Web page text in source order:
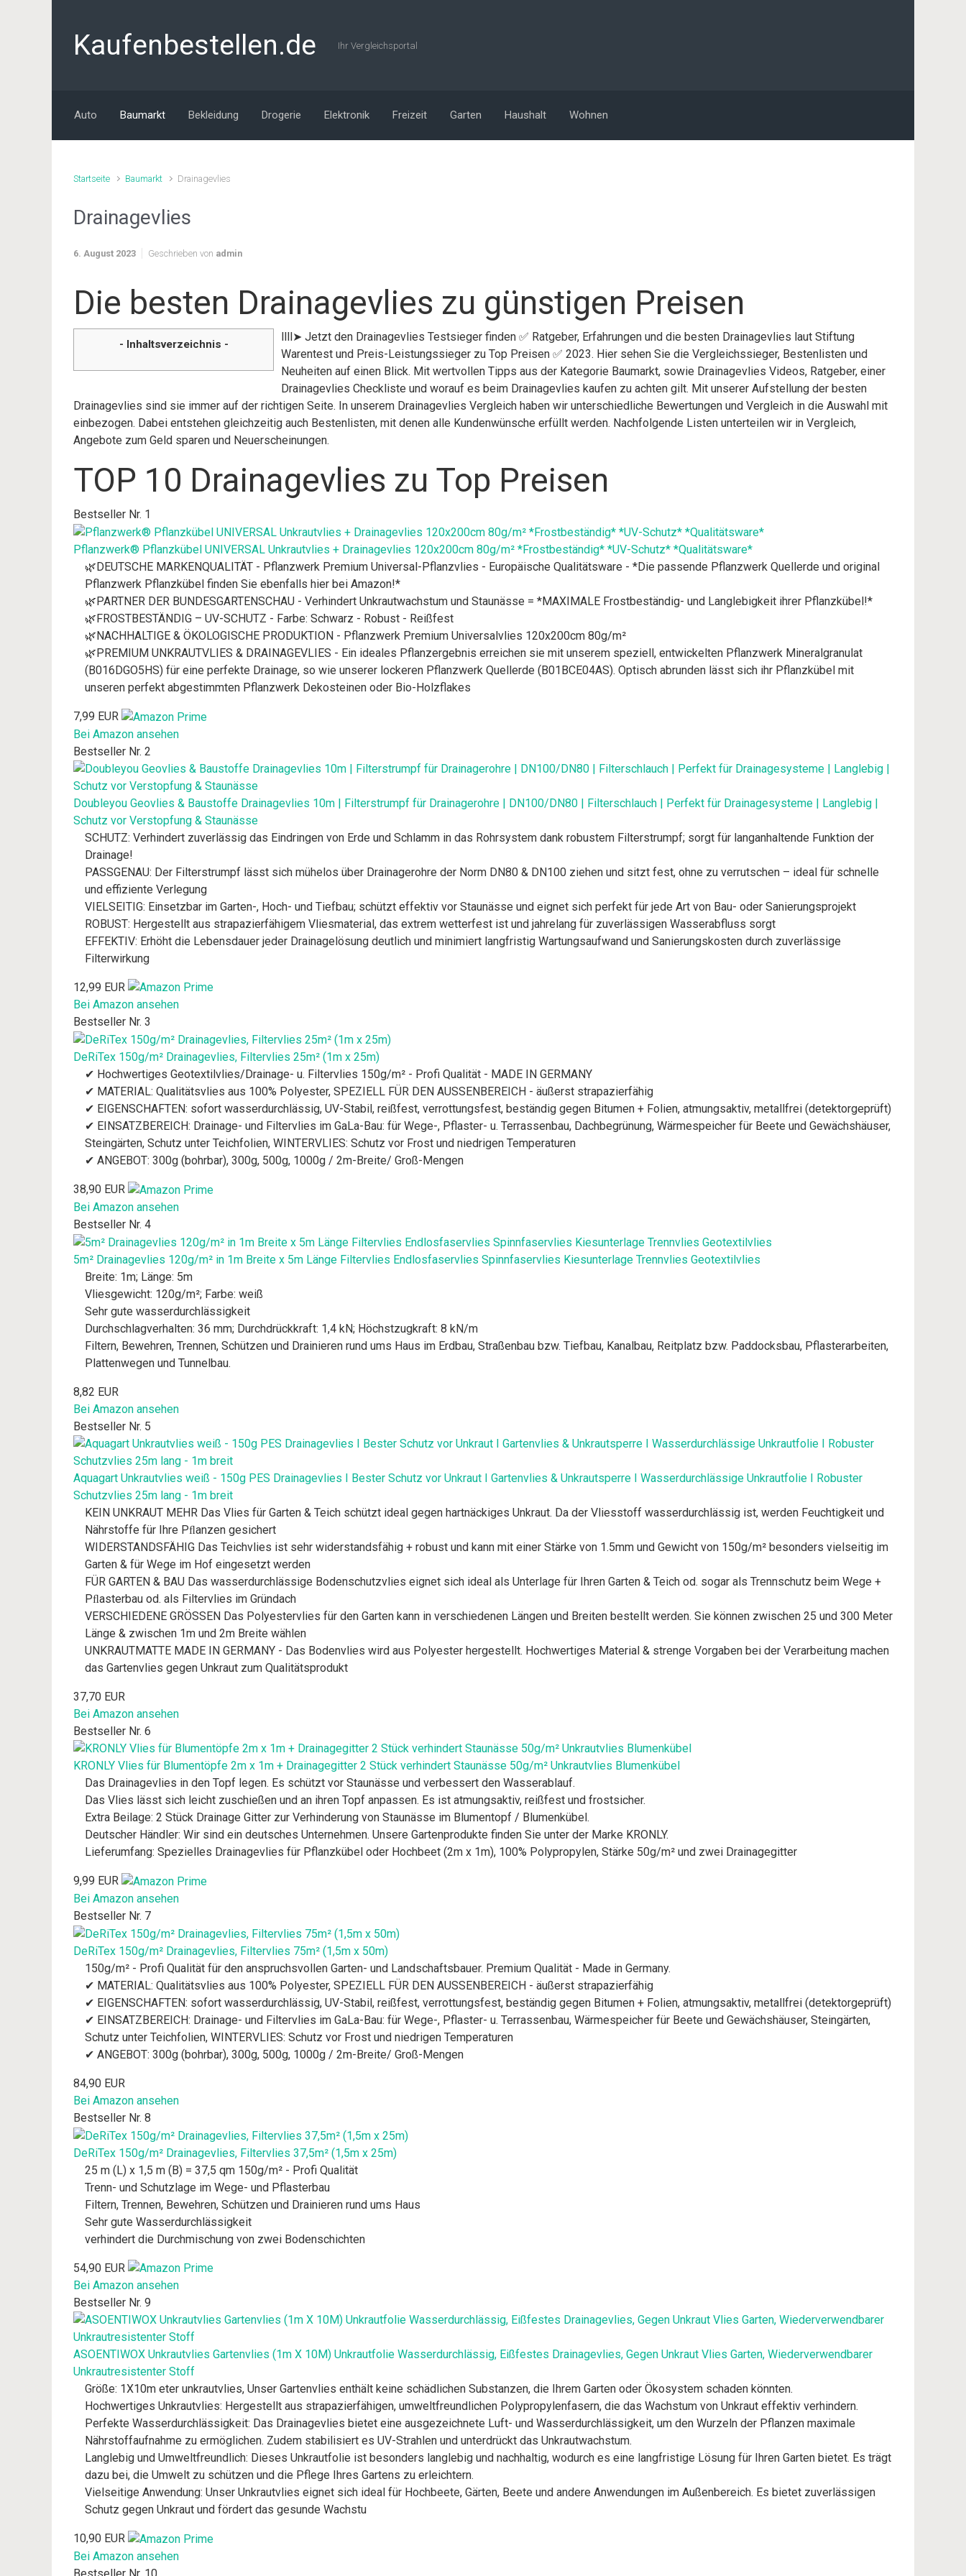
Kaufenbestellen.de Ihr Vergleichsportal
Auto Baumarkt Bekleidung Drogerie Elektronik Freizeit Garten Haushalt Wohnen
Startseite Baumarkt Drainagevlies
Drainagevlies
6. August 2023 Geschrieben von admin
Die besten Drainagevlies zu günstigen Preisen
- Inhaltsverzeichnis -
llll➤ Jetzt den Drainagevlies Testsieger finden ✅ Ratgeber, Erfahrungen und die besten Drainagevlies laut Stiftung
Warentest und Preis-Leistungssieger zu Top Preisen ✅ 2023. Hier sehen Sie die Vergleichssieger, Bestenlisten und
Neuheiten auf einen Blick. Mit wertvollen Tipps aus der Kategorie Baumarkt, sowie Drainagevlies Videos, Ratgeber, einer
Drainagevlies Checkliste und worauf es beim Drainagevlies kaufen zu achten gilt. Mit unserer Aufstellung der besten
Drainagevlies sind sie immer auf der richtigen Seite. In unserem Drainagevlies Vergleich haben wir unterschiedliche Bewertungen und Vergleich in die Auswahl mit
einbezogen. Dabei entstehen gleichzeitig auch Bestenlisten, mit denen alle Kundenwünsche erfüllt werden. Nachfolgende Listen unterteilen wir in Vergleich,
Angebote zum Geld sparen und Neuerscheinungen.
TOP 10 Drainagevlies zu Top Preisen
Bestseller Nr. 1
Pflanzwerk® Pflanzkübel UNIVERSAL Unkrautvlies + Drainagevlies 120x200cm 80g/m² *Frostbeständig* *UV-Schutz* *Qualitätsware*
🌿DEUTSCHE MARKENQUALITÄT - Pflanzwerk Premium Universal-Pflanzvlies - Europäische Qualitätsware - *Die passende Pflanzwerk Quellerde und original
Pflanzwerk Pflanzkübel finden Sie ebenfalls hier bei Amazon!*
🌿PARTNER DER BUNDESGARTENSCHAU - Verhindert Unkrautwachstum und Staunässe = *MAXIMALE Frostbeständig- und Langlebigkeit ihrer Pflanzkübel!*
🌿FROSTBESTÄNDIG – UV-SCHUTZ - Farbe: Schwarz - Robust - Reißfest
🌿NACHHALTIGE & ÖKOLOGISCHE PRODUKTION - Pflanzwerk Premium Universalvlies 120x200cm 80g/m²
🌿PREMIUM UNKRAUTVLIES & DRAINAGEVLIES - Ein ideales Pflanzergebnis erreichen sie mit unserem speziell, entwickelten Pflanzwerk Mineralgranulat
(B016DGO5HS) für eine perfekte Drainage, so wie unserer lockeren Pflanzwerk Quellerde (B01BCE04AS). Optisch abrunden lässt sich ihr Pflanzkübel mit
unseren perfekt abgestimmten Pflanzwerk Dekosteinen oder Bio-Holzflakes
7,99 EUR
Bei Amazon ansehen
Bestseller Nr. 2
Doubleyou Geovlies & Baustoffe Drainagevlies 10m | Filterstrumpf für Drainagerohre | DN100/DN80 | Filterschlauch | Perfekt für Drainagesysteme | Langlebig |
Schutz vor Verstopfung & Staunässe
SCHUTZ: Verhindert zuverlässig das Eindringen von Erde und Schlamm in das Rohrsystem dank robustem Filterstrumpf; sorgt für langanhaltende Funktion der
Drainage!
PASSGENAU: Der Filterstrumpf lässt sich mühelos über Drainagerohre der Norm DN80 & DN100 ziehen und sitzt fest, ohne zu verrutschen – ideal für schnelle
und effiziente Verlegung
VIELSEITIG: Einsetzbar im Garten-, Hoch- und Tiefbau; schützt effektiv vor Staunässe und eignet sich perfekt für jede Art von Bau- oder Sanierungsprojekt
ROBUST: Hergestellt aus strapazierfähigem Vliesmaterial, das extrem wetterfest ist und jahrelang für zuverlässigen Wasserabfluss sorgt
EFFEKTIV: Erhöht die Lebensdauer jeder Drainagelösung deutlich und minimiert langfristig Wartungsaufwand und Sanierungskosten durch zuverlässige
Filterwirkung
12,99 EUR
Bei Amazon ansehen
Bestseller Nr. 3
DeRiTex 150g/m² Drainagevlies, Filtervlies 25m² (1m x 25m)
✔ Hochwertiges Geotextilvlies/Drainage- u. Filtervlies 150g/m² - Profi Qualität - MADE IN GERMANY
✔ MATERIAL: Qualitätsvlies aus 100% Polyester, SPEZIELL FÜR DEN AUSSENBEREICH - äußerst strapazierfähig
✔ EIGENSCHAFTEN: sofort wasserdurchlässig, UV-Stabil, reißfest, verrottungsfest, beständig gegen Bitumen + Folien, atmungsaktiv, metallfrei (detektorgeprüft)
✔ EINSATZBEREICH: Drainage- und Filtervlies im GaLa-Bau: für Wege-, Pflaster- u. Terrassenbau, Dachbegrünung, Wärmespeicher für Beete und Gewächshäuser,
Steingärten, Schutz unter Teichfolien, WINTERVLIES: Schutz vor Frost und niedrigen Temperaturen
✔ ANGEBOT: 300g (bohrbar), 300g, 500g, 1000g / 2m-Breite/ Groß-Mengen
38,90 EUR
Bei Amazon ansehen
Bestseller Nr. 4
5m² Drainagevlies 120g/m² in 1m Breite x 5m Länge Filtervlies Endlosfaservlies Spinnfaservlies Kiesunterlage Trennvlies Geotextilvlies
Breite: 1m; Länge: 5m
Vliesgewicht: 120g/m²; Farbe: weiß
Sehr gute wasserdurchlässigkeit
Durchschlagverhalten: 36 mm; Durchdrückkraft: 1,4 kN; Höchstzugkraft: 8 kN/m
Filtern, Bewehren, Trennen, Schützen und Drainieren rund ums Haus im Erdbau, Straßenbau bzw. Tiefbau, Kanalbau, Reitplatz bzw. Paddocksbau, Pflasterarbeiten,
Plattenwegen und Tunnelbau.
8,82 EUR
Bei Amazon ansehen
Bestseller Nr. 5
Aquagart Unkrautvlies weiß - 150g PES Drainagevlies I Bester Schutz vor Unkraut I Gartenvlies & Unkrautsperre I Wasserdurchlässige Unkrautfolie I Robuster
Schutzvlies 25m lang - 1m breit
KEIN UNKRAUT MEHR Das Vlies für Garten & Teich schützt ideal gegen hartnäckiges Unkraut. Da der Vliesstoff wasserdurchlässig ist, werden Feuchtigkeit und
Nährstoffe für Ihre Pﬂanzen gesichert
WIDERSTANDSFÄHIG Das Teichvlies ist sehr widerstandsfähig + robust und kann mit einer Stärke von 1.5mm und Gewicht von 150g/m² besonders vielseitig im
Garten & für Wege im Hof eingesetzt werden
FÜR GARTEN & BAU Das wasserdurchlässige Bodenschutzvlies eignet sich ideal als Unterlage für Ihren Garten & Teich od. sogar als Trennschutz beim Wege +
Pﬂasterbau od. als Filtervlies im Gründach
VERSCHIEDENE GRÖSSEN Das Polyestervlies für den Garten kann in verschiedenen Längen und Breiten bestellt werden. Sie können zwischen 25 und 300 Meter
Länge & zwischen 1m und 2m Breite wählen
UNKRAUTMATTE MADE IN GERMANY - Das Bodenvlies wird aus Polyester hergestellt. Hochwertiges Material & strenge Vorgaben bei der Verarbeitung machen
das Gartenvlies gegen Unkraut zum Qualitätsprodukt
37,70 EUR
Bei Amazon ansehen
Bestseller Nr. 6
KRONLY Vlies für Blumentöpfe 2m x 1m + Drainagegitter 2 Stück verhindert Staunässe 50g/m² Unkrautvlies Blumenkübel
Das Drainagevlies in den Topf legen. Es schützt vor Staunässe und verbessert den Wasserablauf.
Das Vlies lässt sich leicht zuschießen und an ihren Topf anpassen. Es ist atmungsaktiv, reißfest und frostsicher.
Extra Beilage: 2 Stück Drainage Gitter zur Verhinderung von Staunässe im Blumentopf / Blumenkübel.
Deutscher Händler: Wir sind ein deutsches Unternehmen. Unsere Gartenprodukte finden Sie unter der Marke KRONLY.
Lieferumfang: Spezielles Drainagevlies für Pflanzkübel oder Hochbeet (2m x 1m), 100% Polypropylen, Stärke 50g/m² und zwei Drainagegitter
9,99 EUR
Bei Amazon ansehen
Bestseller Nr. 7
DeRiTex 150g/m² Drainagevlies, Filtervlies 75m² (1,5m x 50m)
150g/m² - Profi Qualität für den anspruchsvollen Garten- und Landschaftsbauer. Premium Qualität - Made in Germany.
✔ MATERIAL: Qualitätsvlies aus 100% Polyester, SPEZIELL FÜR DEN AUSSENBEREICH - äußerst strapazierfähig
✔ EIGENSCHAFTEN: sofort wasserdurchlässig, UV-Stabil, reißfest, verrottungsfest, beständig gegen Bitumen + Folien, atmungsaktiv, metallfrei (detektorgeprüft)
✔ EINSATZBEREICH: Drainage- und Filtervlies im GaLa-Bau: für Wege-, Pflaster- u. Terrassenbau, Wärmespeicher für Beete und Gewächshäuser, Steingärten,
Schutz unter Teichfolien, WINTERVLIES: Schutz vor Frost und niedrigen Temperaturen
✔ ANGEBOT: 300g (bohrbar), 300g, 500g, 1000g / 2m-Breite/ Groß-Mengen
84,90 EUR
Bei Amazon ansehen
Bestseller Nr. 8
DeRiTex 150g/m² Drainagevlies, Filtervlies 37,5m² (1,5m x 25m)
25 m (L) x 1,5 m (B) = 37,5 qm 150g/m² - Profi Qualität
Trenn- und Schutzlage im Wege- und Pflasterbau
Filtern, Trennen, Bewehren, Schützen und Drainieren rund ums Haus
Sehr gute Wasserdurchlässigkeit
verhindert die Durchmischung von zwei Bodenschichten
54,90 EUR
Bei Amazon ansehen
Bestseller Nr. 9
ASOENTIWOX Unkrautvlies Gartenvlies (1m X 10M) Unkrautfolie Wasserdurchlässig, Eißfestes Drainagevlies, Gegen Unkraut Vlies Garten, Wiederverwendbarer
Unkrautresistenter Stoff
Größe: 1X10m eter unkrautvlies, Unser Gartenvlies enthält keine schädlichen Substanzen, die Ihrem Garten oder Ökosystem schaden könnten.
Hochwertiges Unkrautvlies: Hergestellt aus strapazierfähigen, umweltfreundlichen Polypropylenfasern, die das Wachstum von Unkraut effektiv verhindern.
Perfekte Wasserdurchlässigkeit: Das Drainagevlies bietet eine ausgezeichnete Luft- und Wasserdurchlässigkeit, um den Wurzeln der Pflanzen maximale
Nährstoffaufnahme zu ermöglichen. Zudem stabilisiert es UV-Strahlen und unterdrückt das Unkrautwachstum.
Langlebig und Umweltfreundlich: Dieses Unkrautfolie ist besonders langlebig und nachhaltig, wodurch es eine langfristige Lösung für Ihren Garten bietet. Es trägt
dazu bei, die Umwelt zu schützen und die Pflege Ihres Gartens zu erleichtern.
Vielseitige Anwendung: Unser Unkrautvlies eignet sich ideal für Hochbeete, Gärten, Beete und andere Anwendungen im Außenbereich. Es bietet zuverlässigen
Schutz gegen Unkraut und fördert das gesunde Wachstu
10,90 EUR
Bei Amazon ansehen